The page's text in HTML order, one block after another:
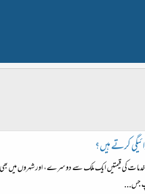
کرتے ہیں؟
کی قیمتیں ایک ملک سے دوسرے، اور شہروں میں
جس...